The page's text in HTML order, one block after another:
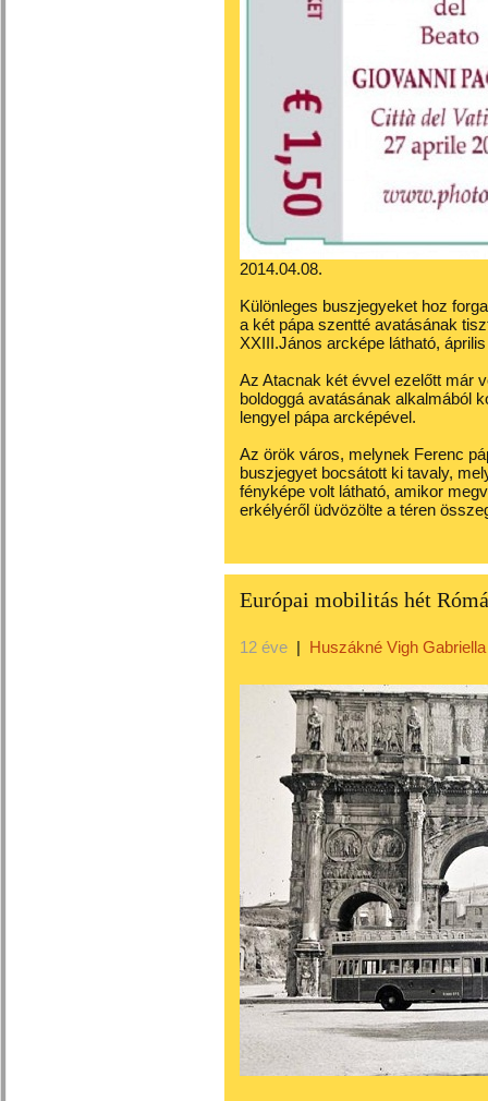
2014.04.08.
Különleges buszjegyeket hoz
a két pápa szentté avatásának
XXIII.János arcképe látható,
Az Atacnak két évvel ezelőtt már
boldoggá avatásának alkalmából
lengyel pápa arcképével.
Az örök város, melynek Ferenc
buszjegyet bocsátott ki tavaly,
fényképe volt látható, amikor
erkélyéről üdvözölte a téren
Európai mobilitás hét
12 éve | Huszákné Vigh Gabriella